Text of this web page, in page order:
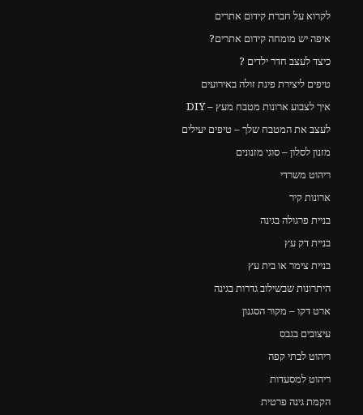
לקרוא על חברת קידום אתרים
איפה יש מומחה קידום אתרים?
כיצד לעצב חדר ילדים ?
טיפים ליצירת פינת זולה באירועים
איך לצבוע ארונות מטבח מעץ – DIY
לעצב את המטבח שלך – טיפים יעילים
מזנון לסלון – סוגי מזנונים
ריהוט משרדי
ארונות קיר
בניית פרגולה בגינה
בניית דק עץ
בניית צימר או בית עץ
היתרונות שבשילוב גדרות בגינה
ארט דקו – מקור הסגנון
עיצובים בגבס
ריהוט לבתי קפה
ריהוט למסעדות
הקמת גינה פרטית